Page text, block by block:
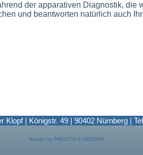
der apparativen Diagnostik, die
und beantworten natürlich auch
Klopf | Königstr. 49 | 90402 Nürnberg |
design by PROSTYLE-DESIGN